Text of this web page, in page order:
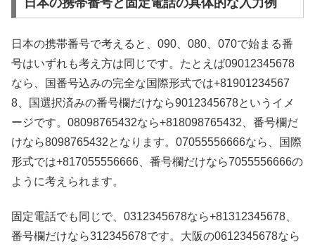
日本の携帯番号で考えると、090、080、070で始まる番
号はいずれも考え方は同じです。たとえば09012345678
なら、国番号込みの完全な国際形式では+81901234567
8、国選択済みの番号欄だけなら9012345678というイメ
ージです。08098765432なら+818098765432、番号欄だ
けなら8098765432となります。07055556666なら、国際
形式では+817055556666、番号欄だけなら7055556666の
ように考えられます。
固定電話でも同じで、0312345678なら+81312345678、
番号欄だけなら312345678です。大阪の0612345678なら